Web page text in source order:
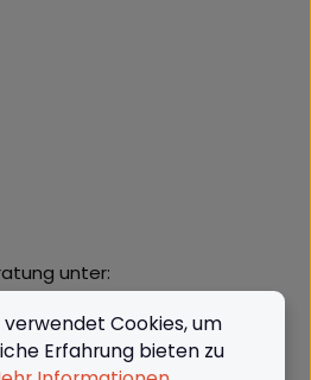
unter:
8:00 - 13:00
Cookies, um
Erfahrung bieten zu